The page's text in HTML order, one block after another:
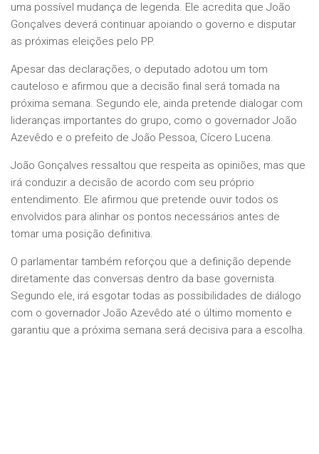
uma possível mudança de legenda. Ele acredita que João
Gonçalves deverá continuar apoiando o governo e disputar
as próximas eleições pelo PP.
Apesar das declarações, o deputado adotou um tom
cauteloso e afirmou que a decisão final será tomada na
próxima semana. Segundo ele, ainda pretende dialogar com
lideranças importantes do grupo, como o governador João
Azevêdo e o prefeito de João Pessoa, Cícero Lucena.
João Gonçalves ressaltou que respeita as opiniões, mas que
irá conduzir a decisão de acordo com seu próprio
entendimento. Ele afirmou que pretende ouvir todos os
envolvidos para alinhar os pontos necessários antes de
tomar uma posição definitiva.
O parlamentar também reforçou que a definição depende
diretamente das conversas dentro da base governista.
Segundo ele, irá esgotar todas as possibilidades de diálogo
com o governador João Azevêdo até o último momento e
garantiu que a próxima semana será decisiva para a escolha.